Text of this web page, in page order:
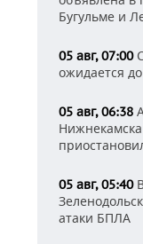
Бугульме и
05 авг, 07:00
ожидается
05 авг, 06:38
05 авг, 05:40
атаки БПЛА